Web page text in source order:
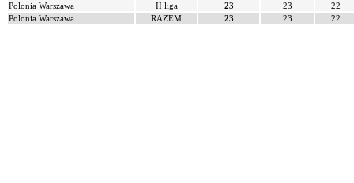
Polonia Warszawa
II liga 23 23
22
Polonia Warszawa
RAZEM 23 23 22